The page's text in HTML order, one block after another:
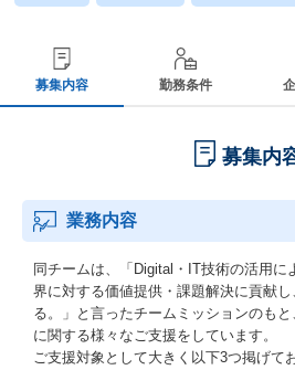
募集内容 勤務条件
募集内
業務内容
同チームは、「Digital・IT技術の活用に
界に対する価値提供・課題解決に貢献
る。」と言ったチームミッションのも
に関する様々なご支援をしています。
ご支援対象として大きく以下3つ掲げて